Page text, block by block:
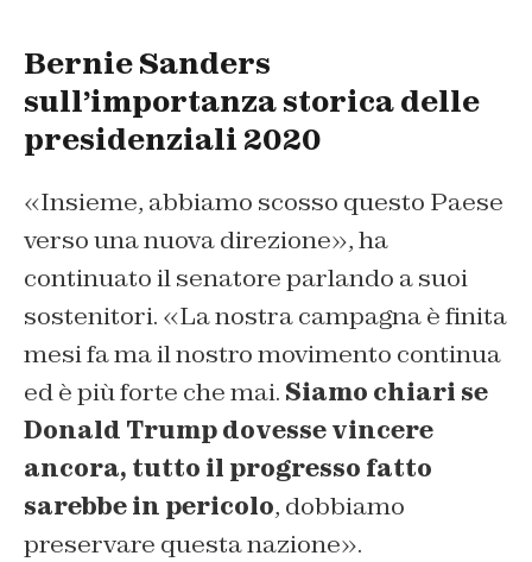
Bernie Sanders
sull’importanza storica delle
presidenziali 2020
«Insieme, abbiamo scosso questo Paese
verso una nuova direzione», ha
continuato il senatore parlando a suoi
sostenitori. «La nostra campagna è finita
mesi fa ma il nostro movimento continua
ed è più forte che mai. Siamo chiari se
Donald Trump dovesse vincere
ancora, tutto il progresso fatto
sarebbe in pericolo, dobbiamo
preservare questa nazione».